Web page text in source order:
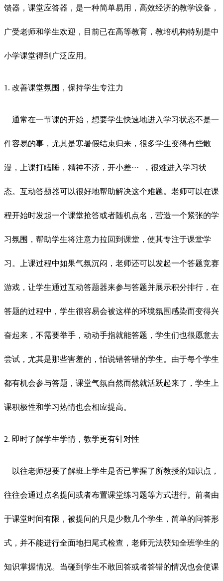
馈器，课堂应答器，是一种简单易用，高效经济的教学设备，
广受老师和学生欢迎，目前已在高等教育，教培机构特别是中
小学课堂得到广泛应用。
1. 改善课堂氛围，保持学生专注力
通常在一节课的开始，想要学生快速地进入学习状态不是一
件容易的事，尤其是寒暑假结束归来，很多学生变得有些散
漫，上课打瞌睡，精神不济，开小差··· ，很难进入学习状
态。互动答题器可以很好地帮助解决这个难题。老师可以在课
程开始时发起一个课堂抢答或者随机点名，营造一个紧张的学
习氛围，帮助学生将注意力拉回到课堂，使其专注于课堂学
习。上课过程中如果气氛沉闷，老师还可以发起一个答题竞赛
游戏，让学生通过互动答题器来参与答题并展示积分排行，在
答题的过程中，学生很容易会被这样的环境氛围感染而变得兴
奋起来，不需要举手，动动手指就能答题，学生们也很愿意去
尝试，尤其是那些害羞的，怕说错答错的学生。由于每个学生
都有机会参与答题，课堂气氛自然而然就活跃起来了，学生上
课积极性和学习热情也会相应提高。
2. 即时了解学生学情，教学更有针对性
以往老师想要了解班上学生是否已掌握了所教授的知识点，
往往会通过点名提问或者布置课堂练习题等方式进行。前者由
于课堂时间有限，被提问的只是少数几个学生，简单的问答形
式，并不能进行全面地扫尾式检查，老师无法获知全班学生的
知识掌握情况。当碰到学生不敢回答或者答错的情况也会使课